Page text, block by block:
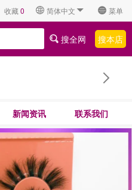
收藏0 简体中文 菜单
搜全网 搜本店
新闻资讯 联系我们